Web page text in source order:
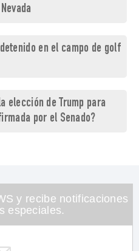
en el campo de golf
elección de Trump para
por el Senado?
y recibe notificaciones
especiales.